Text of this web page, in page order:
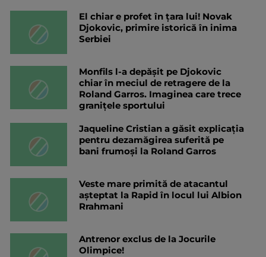
El chiar e profet în țara lui! Novak
Djokovic, primire istorică în inima
Serbiei
Monfils l-a depășit pe Djokovic
chiar în meciul de retragere de la
Roland Garros. Imaginea care trece
granițele sportului
Jaqueline Cristian a găsit explicația
pentru dezamăgirea suferită pe
bani frumoși la Roland Garros
Veste mare primită de atacantul
așteptat la Rapid în locul lui Albion
Rrahmani
Antrenor exclus de la Jocurile
Olimpice!